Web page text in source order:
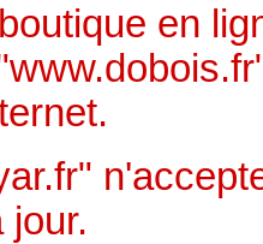
en
jour.